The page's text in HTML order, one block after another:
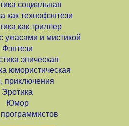
социальная
как технофэнтези
как триллер
ужасами и мистикой
Фэнтези
эпическая
юмористическая
приключения
Эротика
Юмор